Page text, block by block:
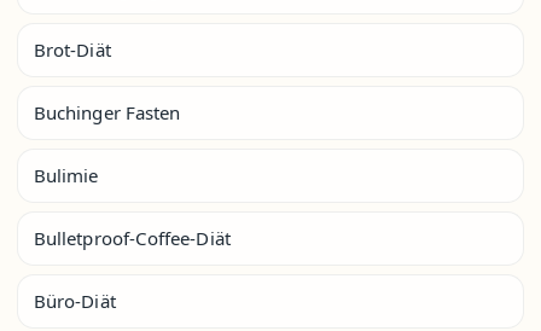
Brot-Diät
Buchinger Fasten
Bulimie
Bulletproof-Coffee-Diät
Büro-Diät